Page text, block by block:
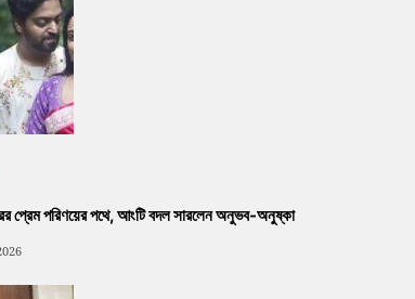
প্রেম পরিণয়ের পথে, আংটি বদল সারলেন অনুভব-অনুষ্কা